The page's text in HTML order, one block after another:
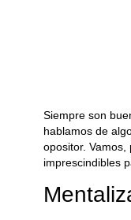
Siempre son
hablamos de
opositor.
imprescindibles